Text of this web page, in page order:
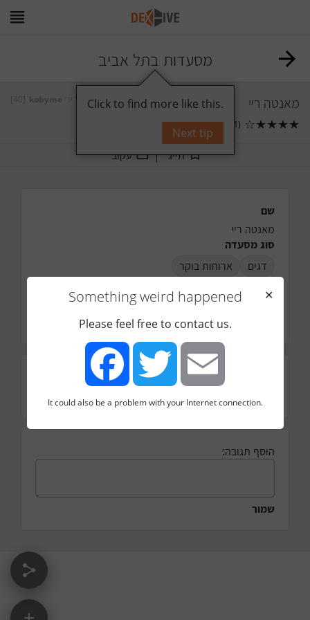
מסעדות בתל אביב
מאנטה ריי
★
★
★
★
☆
(1)
0 תגובות
תייג עקוב
שם
מאנטה ריי
סוג מסעדה
דגים
ארוחות בוקר
אווירה ונוף לים
טלפון להזמנות
★
הוסף תגובה:
שמור
Something weird happened
✕
Please feel free to contact us.
FacebookTwitter Email
It could also be a problem with your Internet connection.
Click to find more like this.
Next tip